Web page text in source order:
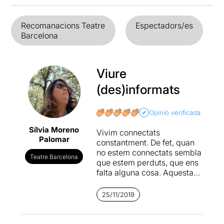
Recomanacions Teatre
Barcelona
Espectadors/es
Sílvia Moreno
Palomar
Teatre Barcelona
Viure
(des)informats
Opinió verificada
Vivim connectats
constantment. De fet, quan
no estem connectats sembla
que estem perduts, que ens
falta alguna cosa. Aquesta
smartphone
la societat en un moment en
què com a individus estem
25/11/2019